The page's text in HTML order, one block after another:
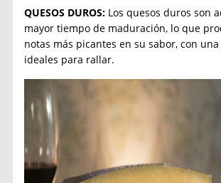
QUESOS DUROS: Los quesos duros son
mayor tiempo de maduración, lo que
notas más picantes en su sabor, con
ideales para rallar.